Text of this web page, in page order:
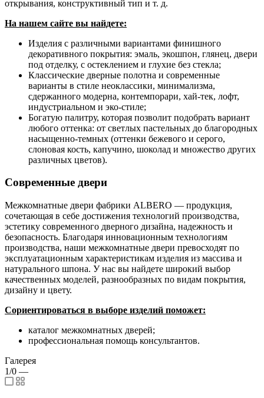
открывания, конструктивный тип и т. д.
На нашем сайте вы найдете:
Изделия с различными вариантами финишного
декоративного покрытия: эмаль, экошпон, глянец, двери
под отделку, с остеклением и глухие без стекла;
Классические дверные полотна и современные
варианты в стиле неоклассики, минимализма,
сдержанного модерна, контемпорари, хай-тек, лофт,
индустриальном и эко-стиле;
Богатую палитру, которая позволит подобрать вариант
любого оттенка: от светлых пастельных до благородных
насыщенно-темных (оттенки бежевого и серого,
слоновая кость, капучино, шоколад и множество других
различных цветов).
Современные двери
Межкомнатные двери фабрики ALBERO — продукция,
сочетающая в себе достижения технологий производства,
эстетику современного дверного дизайна, надежность и
безопасность. Благодаря инновационным технологиям
производства, наши межкомнатные двери превосходят по
эксплуатационным характеристикам изделия из массива и
натурального шпона. У нас вы найдете широкий выбор
качественных моделей, разнообразных по видам покрытия,
дизайну и цвету.
Сориентироваться в выборе изделий поможет:
каталог межкомнатных дверей;
профессиональная помощь консультантов.
Галерея
1/0 —